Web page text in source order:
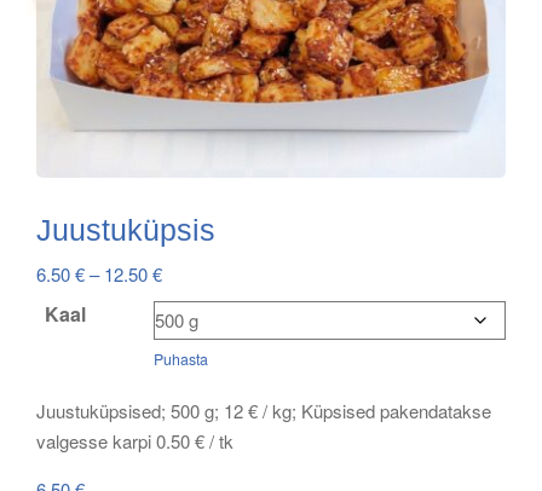
Juustuküpsis
6.50€– 12.50€Price
range:
6.50 €
through
Kaal
Puhasta
Juustuküpsised; 500 g; 12 € / kg; Küpsised pakendatakse
valgesse karpi 0.50 € / tk